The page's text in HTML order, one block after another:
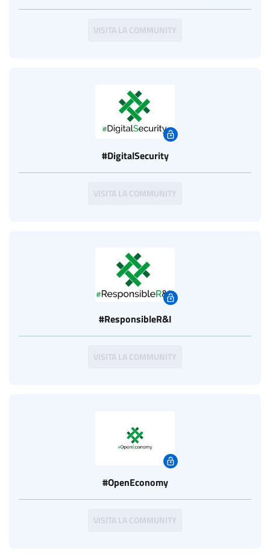
VISITA LA COMMUNITY
#DigitalSecurity
VISITA LA COMMUNITY
#ResponsibleR&I
VISITA LA COMMUNITY
#OpenEconomy
VISITA LA COMMUNITY